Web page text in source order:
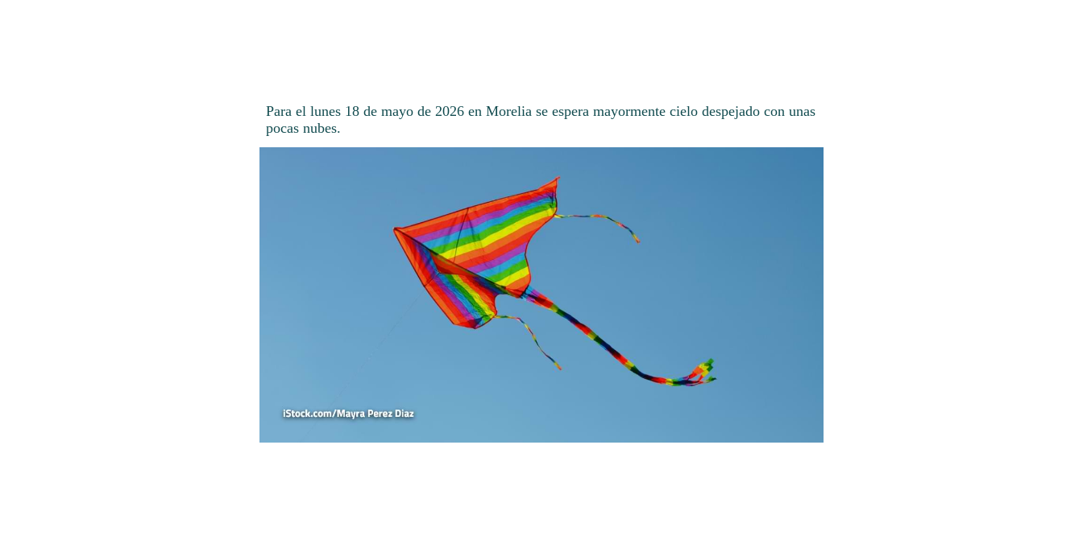
Para el lunes 18 de mayo de 2026 en Morelia se espera mayormente cielo despejado con unas
pocas nubes.